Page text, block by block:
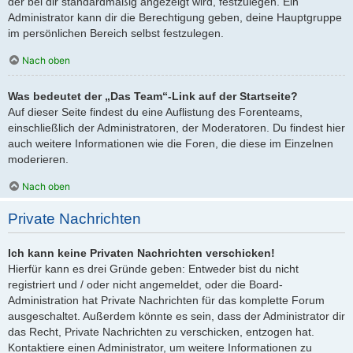
Administrator kann dir die Berechtigung geben, deine Hauptgruppe
im persönlichen Bereich selbst festzulegen.
Nach oben
Was bedeutet der „Das Team“-Link auf der Startseite?
Auf dieser Seite findest du eine Auflistung des Forenteams,
einschließlich der Administratoren, der Moderatoren. Du findest hier
auch weitere Informationen wie die Foren, die diese im Einzelnen
moderieren.
Nach oben
Private Nachrichten
Ich kann keine Privaten Nachrichten verschicken!
Hierfür kann es drei Gründe geben: Entweder bist du nicht
registriert und / oder nicht angemeldet, oder die Board-
Administration hat Private Nachrichten für das komplette Forum
ausgeschaltet. Außerdem könnte es sein, dass der Administrator dir
das Recht, Private Nachrichten zu verschicken, entzogen hat.
Kontaktiere einen Administrator, um weitere Informationen zu